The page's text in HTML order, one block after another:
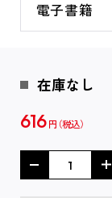
電子書籍
在庫なし
616 円